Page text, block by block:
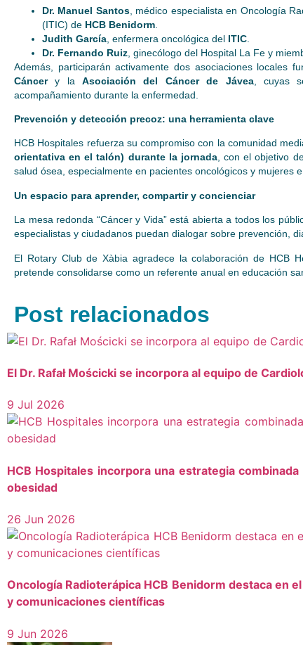
Dr. Manuel Santos, médico especialista en Oncología
(ITIC) de HCB Benidorm
Judith García , enfermera oncológica del ITIC
Dr. Fernando Ruiz , ginecólogo del Hospital La Fe y
Además, participarán activamente dos asociaciones locales
Cáncery laAsociación del Cáncer de Jávea, cuyas
acompañamiento durante la enfermedad.
Prevención y detección precoz: una herramienta clave
HCB Hospitales refuerza su compromiso con la comunidad
orientativa en el talón) durante la jornada, con el objetivo
salud ósea, especialmente en pacientes oncológicos y mujeres
Un espacio para aprender, compartir y concienciar
La mesa redonda “Cáncer y Vida” está abierta a todos los
especialistas y ciudadanos puedan dialogar sobre prevención,
El Rotary Club de Xàbia agradece la colaboración de HCB
pretende consolidarse como un referente anual en educación
Post relacionados
El Dr. Rafał Mościcki se incorpora al equipo de
9 Jul 2026
HCB Hospitales incorpora una estrategia
obesidad
26 Jun 2026
Oncología Radioterápica HCB Benidorm destaca en
y comunicaciones científicas
9 Jun 2026